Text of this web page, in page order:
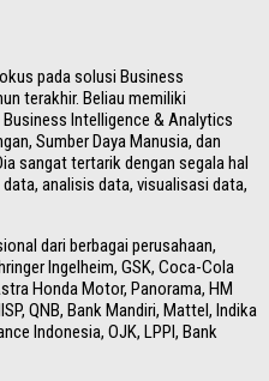
pada solusi Business
terakhir. Beliau memiliki
Intelligence & Analytics
Sumber Daya Manusia, dan
sangat tertarik dengan segala hal
analisis data, visualisasi data,
dari berbagai perusahaan,
Ingelheim, GSK, Coca-Cola
Honda Motor, Panorama, HM
QNB, Bank Mandiri, Mattel, Indika
Indonesia, OJK, LPPI, Bank